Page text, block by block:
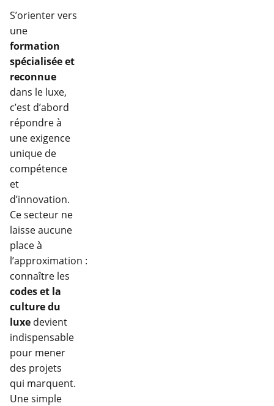
S’orienter vers
une
formation
spécialisée et
reconnue
dans le luxe,
c’est d’abord
répondre à
une exigence
unique de
compétence
et
d’innovation.
Ce secteur ne
laisse aucune
place à
l’approximation :
connaître les
codes et la
culture du
luxe devient
indispensable
pour mener
des projets
qui marquent.
Une simple